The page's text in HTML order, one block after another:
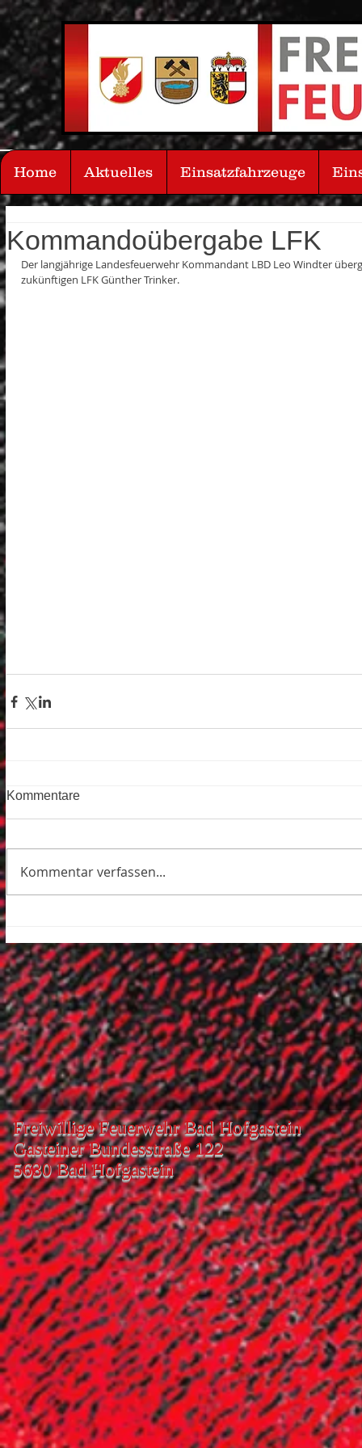
Kommandoübergabe LFK
Der langjährige Landesfeuerwehr Kommandant LBD Leo Windter
zukünftigen LFK Günther Trinker.
Kommentare
Kommentar verfassen...
Home Aktuelles Einsatzfahrzeuge
Freiwillige Feuerwehr Bad Hofgastein
Gasteiner Bundesstraße 122
5630 Bad Hofgastein